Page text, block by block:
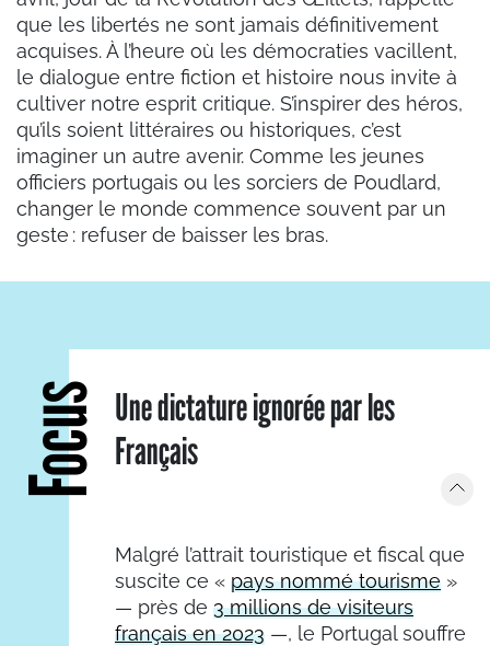
que les libertés ne sont jamais définitivement
acquises. À l’heure où les démocraties vacillent,
le dialogue entre fiction et histoire nous invite à
cultiver notre esprit critique. S’inspirer des héros,
qu’ils soient littéraires ou historiques, c’est
imaginer un autre avenir. Comme les jeunes
officiers portugais ou les sorciers de Poudlard,
changer le monde commence souvent par un
geste : refuser de baisser les bras.
Focus
Une dictature ignorée par les
Français
Malgré l’attrait touristique et fiscal que
suscite ce « pays nommé tourisme »
— près de 3 millions de visiteurs
français en 2023 —, le Portugal souffre